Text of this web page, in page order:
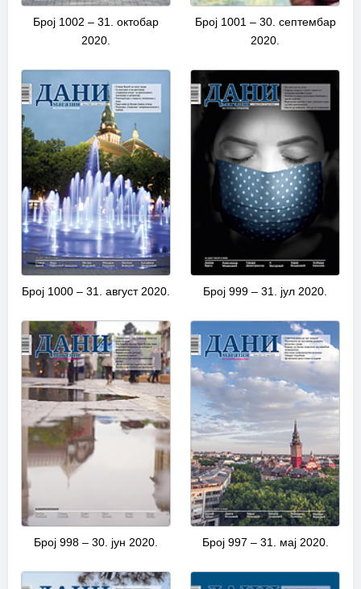
Број 1002 – 31. октобар
2020.
Број 1001 – 30. септембар
2020.
Број 1000 – 31. август 2020. Број 999 – 31. јул 2020.
Број 998 – 30. јун 2020. Број 997 – 31. мај 2020.